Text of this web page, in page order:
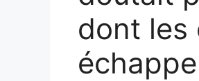
dont les